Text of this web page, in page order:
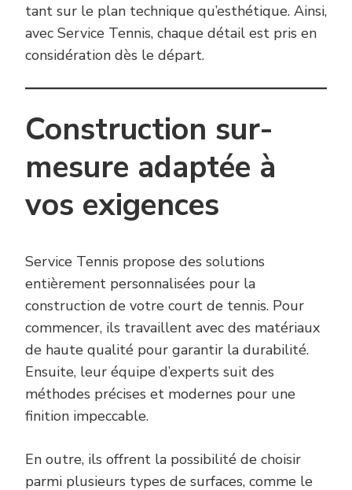
tant sur le plan technique qu’esthétique. Ainsi,
avec Service Tennis, chaque détail est pris en
considération dès le départ.
Construction sur-
mesure adaptée à
vos exigences
Service Tennis propose des solutions
entièrement personnalisées pour la
construction de votre court de tennis. Pour
commencer, ils travaillent avec des matériaux
de haute qualité pour garantir la durabilité.
Ensuite, leur équipe d’experts suit des
méthodes précises et modernes pour une
finition impeccable.
En outre, ils offrent la possibilité de choisir
parmi plusieurs types de surfaces, comme le